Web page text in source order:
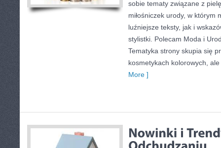
sobie tematy związane z
miłośniczek urody, w którym
luźniejsze teksty, jak i
stylistki. Polecam Moda i
Tematyka strony skupia się
kosmetykach kolorowych,
More ]